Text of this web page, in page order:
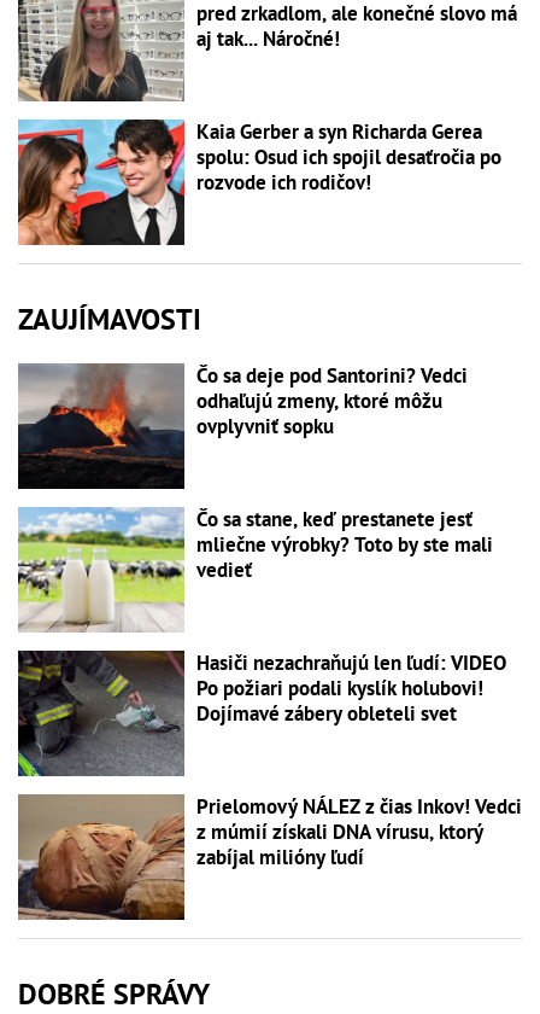
pred zrkadlom, ale konečné slovo má
aj tak... Náročné!
Kaia Gerber a syn Richarda Gerea
spolu: Osud ich spojil desaťročia po
rozvode ich rodičov!
ZAUJÍMAVOSTI
Čo sa deje pod Santorini? Vedci
odhaľujú zmeny, ktoré môžu
ovplyvniť sopku
Čo sa stane, keď prestanete jesť
mliečne výrobky? Toto by ste mali
vedieť
Hasiči nezachraňujú len ľudí: VIDEO
Po požiari podali kyslík holubovi!
Dojímavé zábery obleteli svet
Prielomový NÁLEZ z čias Inkov! Vedci
z múmií získali DNA vírusu, ktorý
zabíjal milióny ľudí
DOBRÉ SPRÁVY